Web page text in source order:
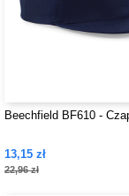
Beechfield BF610 -
13,15 zł
22,96 zł